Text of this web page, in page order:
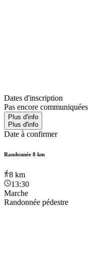
Dates d'inscription
Pas encore communiquées
Plus d'info
Plus d'info
Date à confirmer
Randonnée 8 km
8 km
13:30
Marche
Randonnée pédestre